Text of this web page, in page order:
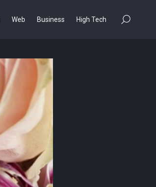
Web Business High Tech
×